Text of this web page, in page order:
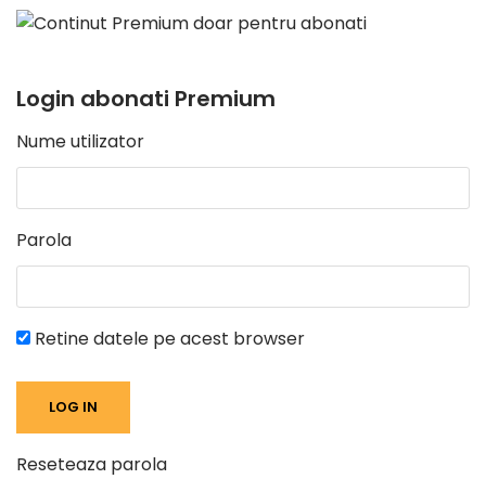
Login abonati Premium
Nume utilizator
Parola
Retine datele pe acest browser
Reseteaza parola